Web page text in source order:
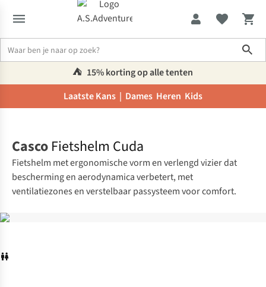
⛺️ 15% korting op alle tenten
Laatste Kans | Dames Heren Kids
Casco Fietshelm Cuda
Fietshelm met ergonomische vorm en verlengd vizier dat
bescherming en aerodynamica verbetert, met
ventilatiezones en verstelbaar passysteem voor comfort.